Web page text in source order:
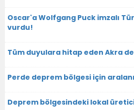
Oscar'a Wolfgang Puck imzalı
vurdu!
Tüm duyulara hitap eden Akra
Perde deprem bölgesi için
Deprem bölgesindeki lokal